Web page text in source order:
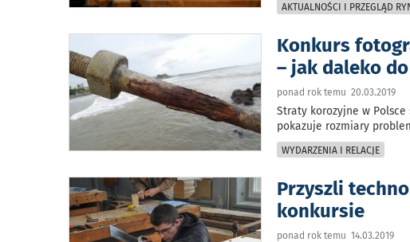
AKTUALNOŚCI I PRZEGLĄD
Konkurs
– jak daleko
ponad rok temu 20.03.2019
Straty korozyjne w Polsce
pokazuje rozmiary
WYDARZENIA I RELACJE
Przyszli
konkursie
ponad rok temu 14.03.2019